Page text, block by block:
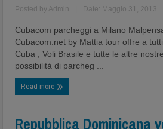
Posted by Admin Date: Maggio 31, 2013
Cubacom parcheggi a Milano
Cubacom.net by Mattia tour offre a
Cuba , Voli Brasile e tutte le altre
possibilità di parcheg ...
Read more
Repubblica Dominicana